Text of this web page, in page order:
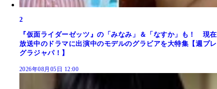
2
『仮面ライダーゼッツ』の「みなみ」＆「なすか」も！ 現在
放送中のドラマに出演中のモデルのグラビアを大特集【週プレ
グラジャパ！】
2026年08月05日 12:00